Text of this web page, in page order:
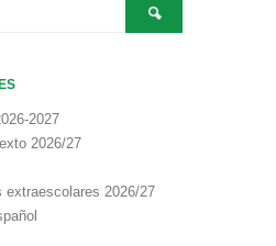
2027
2026/27
extraescolares 2026/27